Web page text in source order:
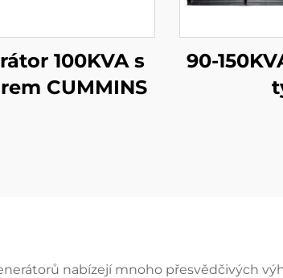
100KVA s
CUMMINS
90-
nabízejí mnoho přesvědčivých